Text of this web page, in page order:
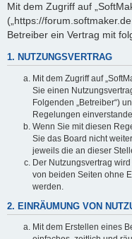
Mit dem Zugriff auf
(„https://
Betreiber ein Vertrag mit
1. NUTZUNGSVERTRAG
Mit dem Zugriff auf
Sie einen
Folgenden „Betreiber“)
Regelungen
Wenn Sie mit diesen
Sie das Board nicht
jeweils die an dieser
Der Nutzungsvertrag
von beiden Seiten ohne
werden.
2. EINRÄUMUNG VON
Mit dem Erstellen eines